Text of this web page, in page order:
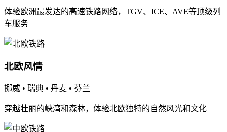
体验欧洲最发达的高速铁路网络，TGV、ICE、AVE等顶级列
车服务
北欧风情
挪威 • 瑞典 • 丹麦 • 芬兰
穿越壮丽的峡湾和森林，体验北欧独特的自然风光和文化